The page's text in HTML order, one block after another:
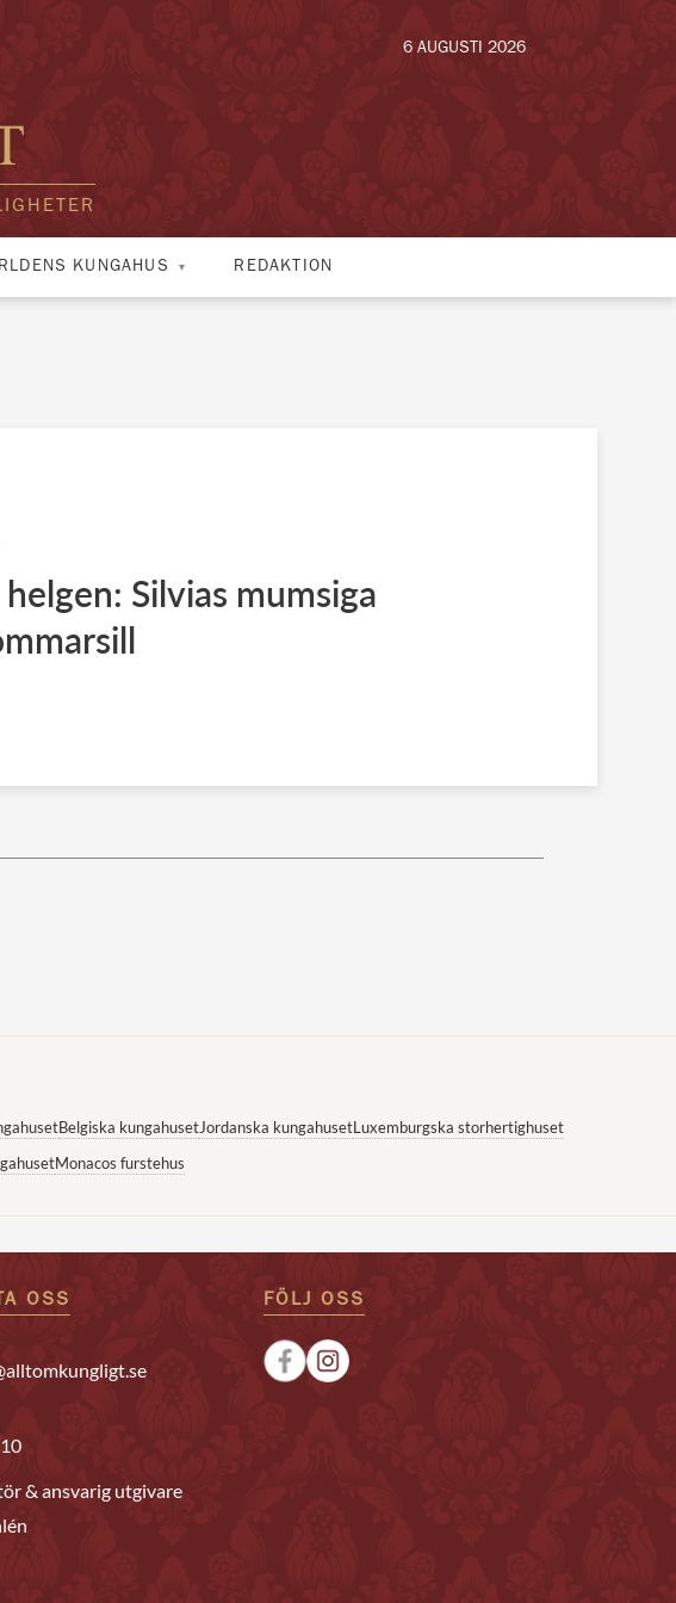
6 AUGUSTI 2026
KUNGAHUS REDAKTION
Silvias mumsiga
Belgiska kungahusetJordanska kungahusetLuxemburgska storhertighuset
Monacos furstehus
OSS
& ansvarig utgivare
FÖLJ OSS